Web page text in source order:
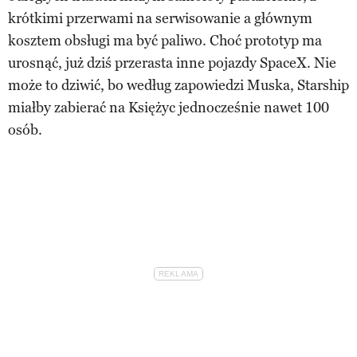
krótkimi przerwami na serwisowanie a głównym
kosztem obsługi ma być paliwo. Choć prototyp ma
urosnąć, już dziś przerasta inne pojazdy SpaceX. Nie
może to dziwić, bo według zapowiedzi Muska, Starship
miałby zabierać na Księżyc jednocześnie nawet 100
osób.